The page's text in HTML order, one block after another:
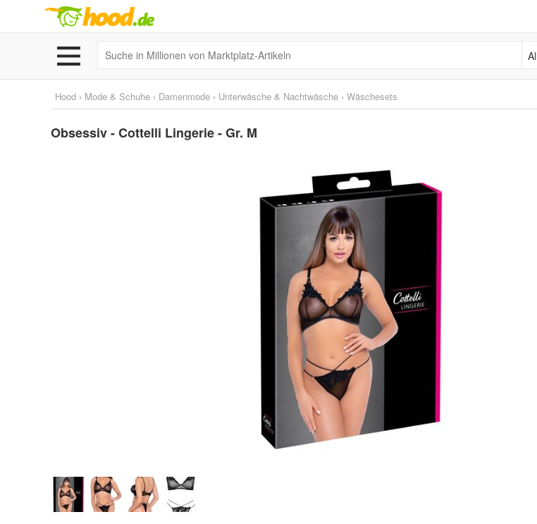
Hood › Mode & Schuhe › Damenmode › Unterwäsche & Nachtwäsche › Wäschesets
Obsessiv - Cottelli Lingerie - Gr. M